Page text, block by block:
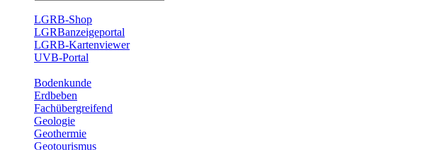
LGRB-Shop
LGRBanzeigeportal
LGRB-Kartenviewer
UVB-Portal
Bodenkunde
Erdbeben
Fachübergreifend
Geologie
Geothermie
Geotourismus